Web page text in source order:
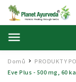
Domů / PRODUKTY
Eve Plus - 500 mg, 60